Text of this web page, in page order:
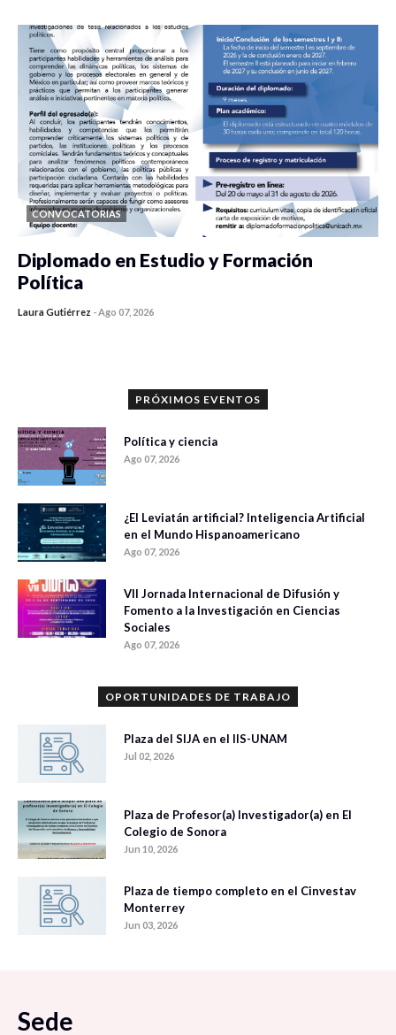
CONVOCATORIAS
Diplomado en Estudio y Formación
Política
Laura Gutiérrez -Ago 07, 2026
PRÓXIMOS EVENTOS
Política y ciencia
Ago 07, 2026
¿El Leviatán artificial? Inteligencia Artificial
en el Mundo Hispanoamericano
Ago 07, 2026
VII Jornada Internacional de Difusión y
Fomento a la Investigación en Ciencias
Sociales
Ago 07, 2026
OPORTUNIDADES DE TRABAJO
Plaza del SIJA en el IIS-UNAM
Jul 02, 2026
Plaza de Profesor(a) Investigador(a) en El
Colegio de Sonora
Jun 10, 2026
Plaza de tiempo completo en el Cinvestav
Monterrey
Jun 03, 2026
Sede